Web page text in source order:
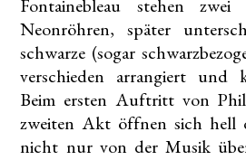
Fontainebleau stehen zwei
Neonröhren, später
schwarze (sogar
verschieden arrangiert und
Beim ersten Auftritt von
zweiten Akt öffnen sich hell
nicht nur von der Musik